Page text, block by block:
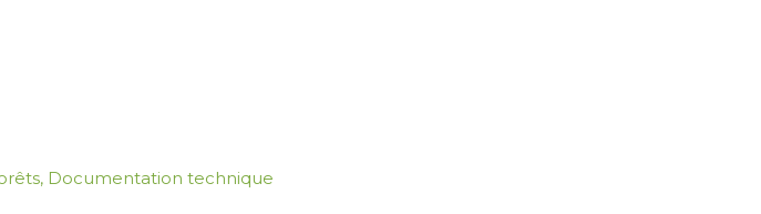
, Documentation technique